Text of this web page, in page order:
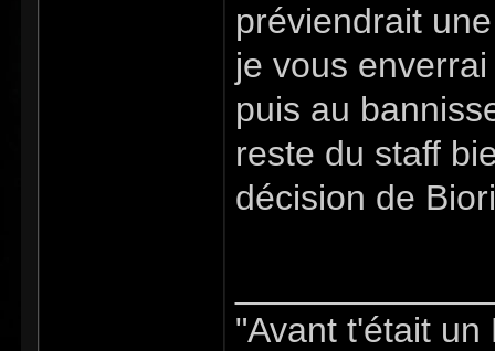
préviendrait
je vous
puis au
reste du staff
décision de
"Avant t'était